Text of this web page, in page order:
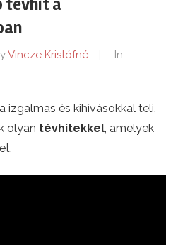
tévhit a
Vincze Kristófné
In
izgalmas és kihívásokkal teli,
olyan tévhitekkel, amelyek